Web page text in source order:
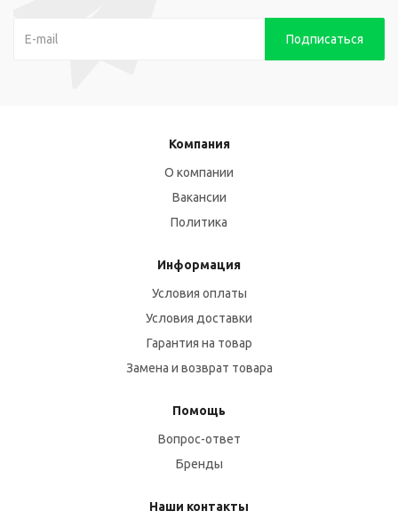
Компания
О компании
Вакансии
Политика
Информация
Условия оплаты
Условия доставки
Гарантия на товар
Замена и возврат товара
Помощь
Вопрос-ответ
Бренды
Наши контакты